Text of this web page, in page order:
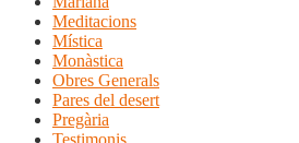
Meditacions
Mística
Monàstica
Obres Generals
Pares del desert
Pregària
Testimonis